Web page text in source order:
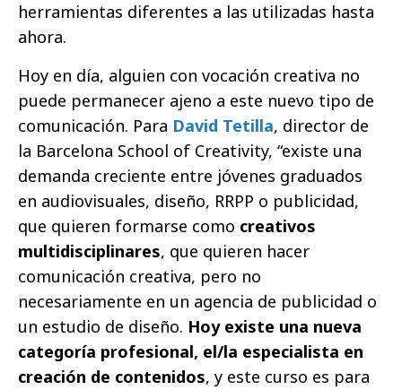
herramientas diferentes a las utilizadas hasta
ahora.
Hoy en día, alguien con vocación creativa no
puede permanecer ajeno a este nuevo tipo de
comunicación. Para David Tetilla, director de
la Barcelona School of Creativity, “existe una
demanda creciente entre jóvenes graduados
en audiovisuales, diseño, RRPP o publicidad,
que quieren formarse como creativos
multidisciplinares, que quieren hacer
comunicación creativa, pero no
necesariamente en un agencia de publicidad o
un estudio de diseño. Hoy existe una nueva
categoría profesional, el/la especialista en
creación de contenidos, y este curso es para